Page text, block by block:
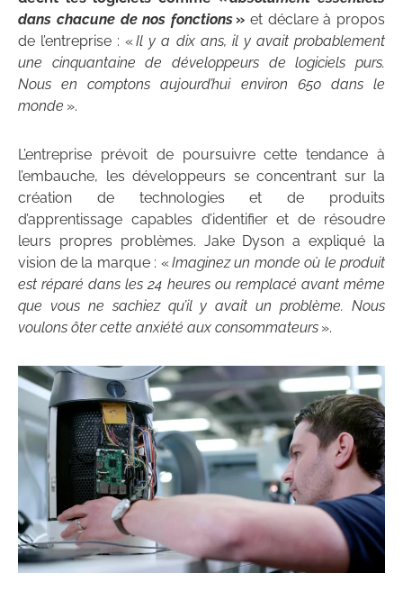
dans chacune de nos fonctions » et déclare à propos
de l’entreprise : «Il y a dix ans, il y avait probablement
une cinquantaine de développeurs de logiciels purs.
Nous en comptons aujourd’hui environ 650 dans le
monde ».
L’entreprise prévoit de poursuivre cette tendance à
l’embauche, les développeurs se concentrant sur la
création de technologies et de produits
d’apprentissage capables d’identifier et de résoudre
leurs propres problèmes. Jake Dyson a expliqué la
vision de la marque : «Imaginez un monde où le produit
est réparé dans les 24 heures ou remplacé avant même
que vous ne sachiez qu’il y avait un problème. Nous
voulons ôter cette anxiété aux consommateurs ».